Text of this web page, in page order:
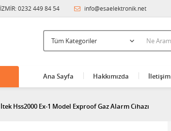
İZMİR: 0232 449 84 54 info@esaelektronik.net
Ana Sayfa Hakkımızda İletişim
İtek Hss2000 Ex-1 Model Exproof Gaz Alarm Cihazı